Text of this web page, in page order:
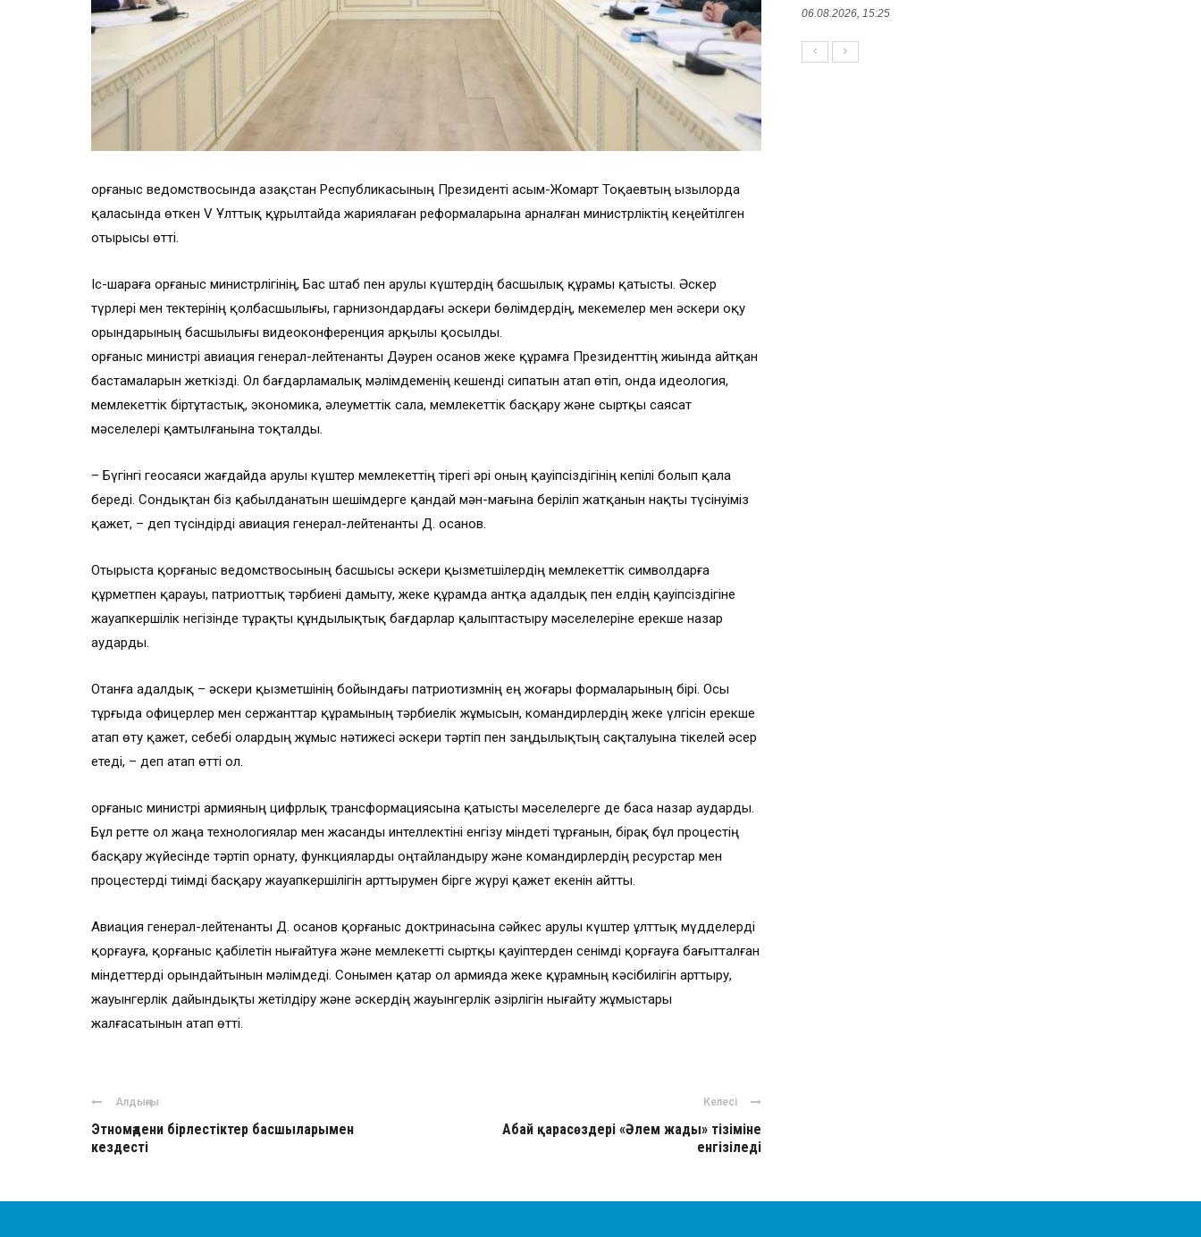
Қорғаныс ведомствосында Қазақстан Республикасының Президенті Қасым-Жомарт Тоқаевтың Қызылорда
қаласында өткен V Ұлттық құрылтайда жариялаған реформаларына арналған министрліктің кеңейтілген
отырысы өтті.
Іс-шараға Қорғаныс министрлігінің, Бас штаб пен Қарулы күштердің басшылық құрамы қатысты. Әскер
түрлері мен тектерінің қолбасшылығы, гарнизондардағы әскери бөлімдердің, мекемелер мен әскери оқу
орындарының басшылығы видеоконференция арқылы қосылды.
Қорғаныс министрі авиация генерал-лейтенанты Дәурен Қосанов жеке құрамға Президенттің жиында айтқан
бастамаларын жеткізді. Ол бағдарламалық мәлімдеменің кешенді сипатын атап өтіп, онда идеология,
мемлекеттік біртұтастық, экономика, әлеуметтік сала, мемлекеттік басқару және сыртқы саясат
мәселелері қамтылғанына тоқталды.
– Бүгінгі геосаяси жағдайда Қарулы күштер мемлекеттің тірегі әрі оның қауіпсіздігінің кепілі болып қала
береді. Сондықтан біз қабылданатын шешімдерге қандай мән-мағына беріліп жатқанын нақты түсінуіміз
қажет, – деп түсіндірді авиация генерал-лейтенанты Д. Қосанов.
Отырыста қорғаныс ведомствосының басшысы әскери қызметшілердің мемлекеттік символдарға
құрметпен қарауы, патриоттық тәрбиені дамыту, жеке құрамда антқа адалдық пен елдің қауіпсіздігіне
жауапкершілік негізінде тұрақты құндылықтық бағдарлар қалыптастыру мәселелеріне ерекше назар
аударды.
Отанға адалдық – әскери қызметшінің бойындағы патриотизмнің ең жоғары формаларының бірі. Осы
тұрғыда офицерлер мен сержанттар құрамының тәрбиелік жұмысын, командирлердің жеке үлгісін ерекше
атап өту қажет, себебі олардың жұмыс нәтижесі әскери тәртіп пен заңдылықтың сақталуына тікелей әсер
етеді, – деп атап өтті ол.
Қорғаныс министрі армияның цифрлық трансформациясына қатысты мәселелерге де баса назар аударды.
Бұл ретте ол жаңа технологиялар мен жасанды интеллектіні енгізу міндеті тұрғанын, бірақ бұл процестің
басқару жүйесінде тәртіп орнату, функцияларды оңтайландыру және командирлердің ресурстар мен
процестерді тиімді басқару жауапкершілігін арттырумен бірге жүруі қажет екенін айтты.
Авиация генерал-лейтенанты Д. Қосанов қорғаныс доктринасына сәйкес Қарулы күштер ұлттық мүдделерді
қорғауға, қорғаныс қабілетін нығайтуға және мемлекетті сыртқы қауіптерден сенімді қорғауға бағытталған
міндеттерді орындайтынын мәлімдеді. Сонымен қатар ол армияда жеке құрамның кәсібилігін арттыру,
жауынгерлік дайындықты жетілдіру және әскердің жауынгерлік әзірлігін нығайту жұмыстары
жалғасатынын атап өтті.
Алдыңғы
Этномәдени бірлестіктер басшыларымен
кездесті
Келесі
Абай қарасөздері «Әлем жады» тізіміне
енгізіледі
06.08.2026, 15:25